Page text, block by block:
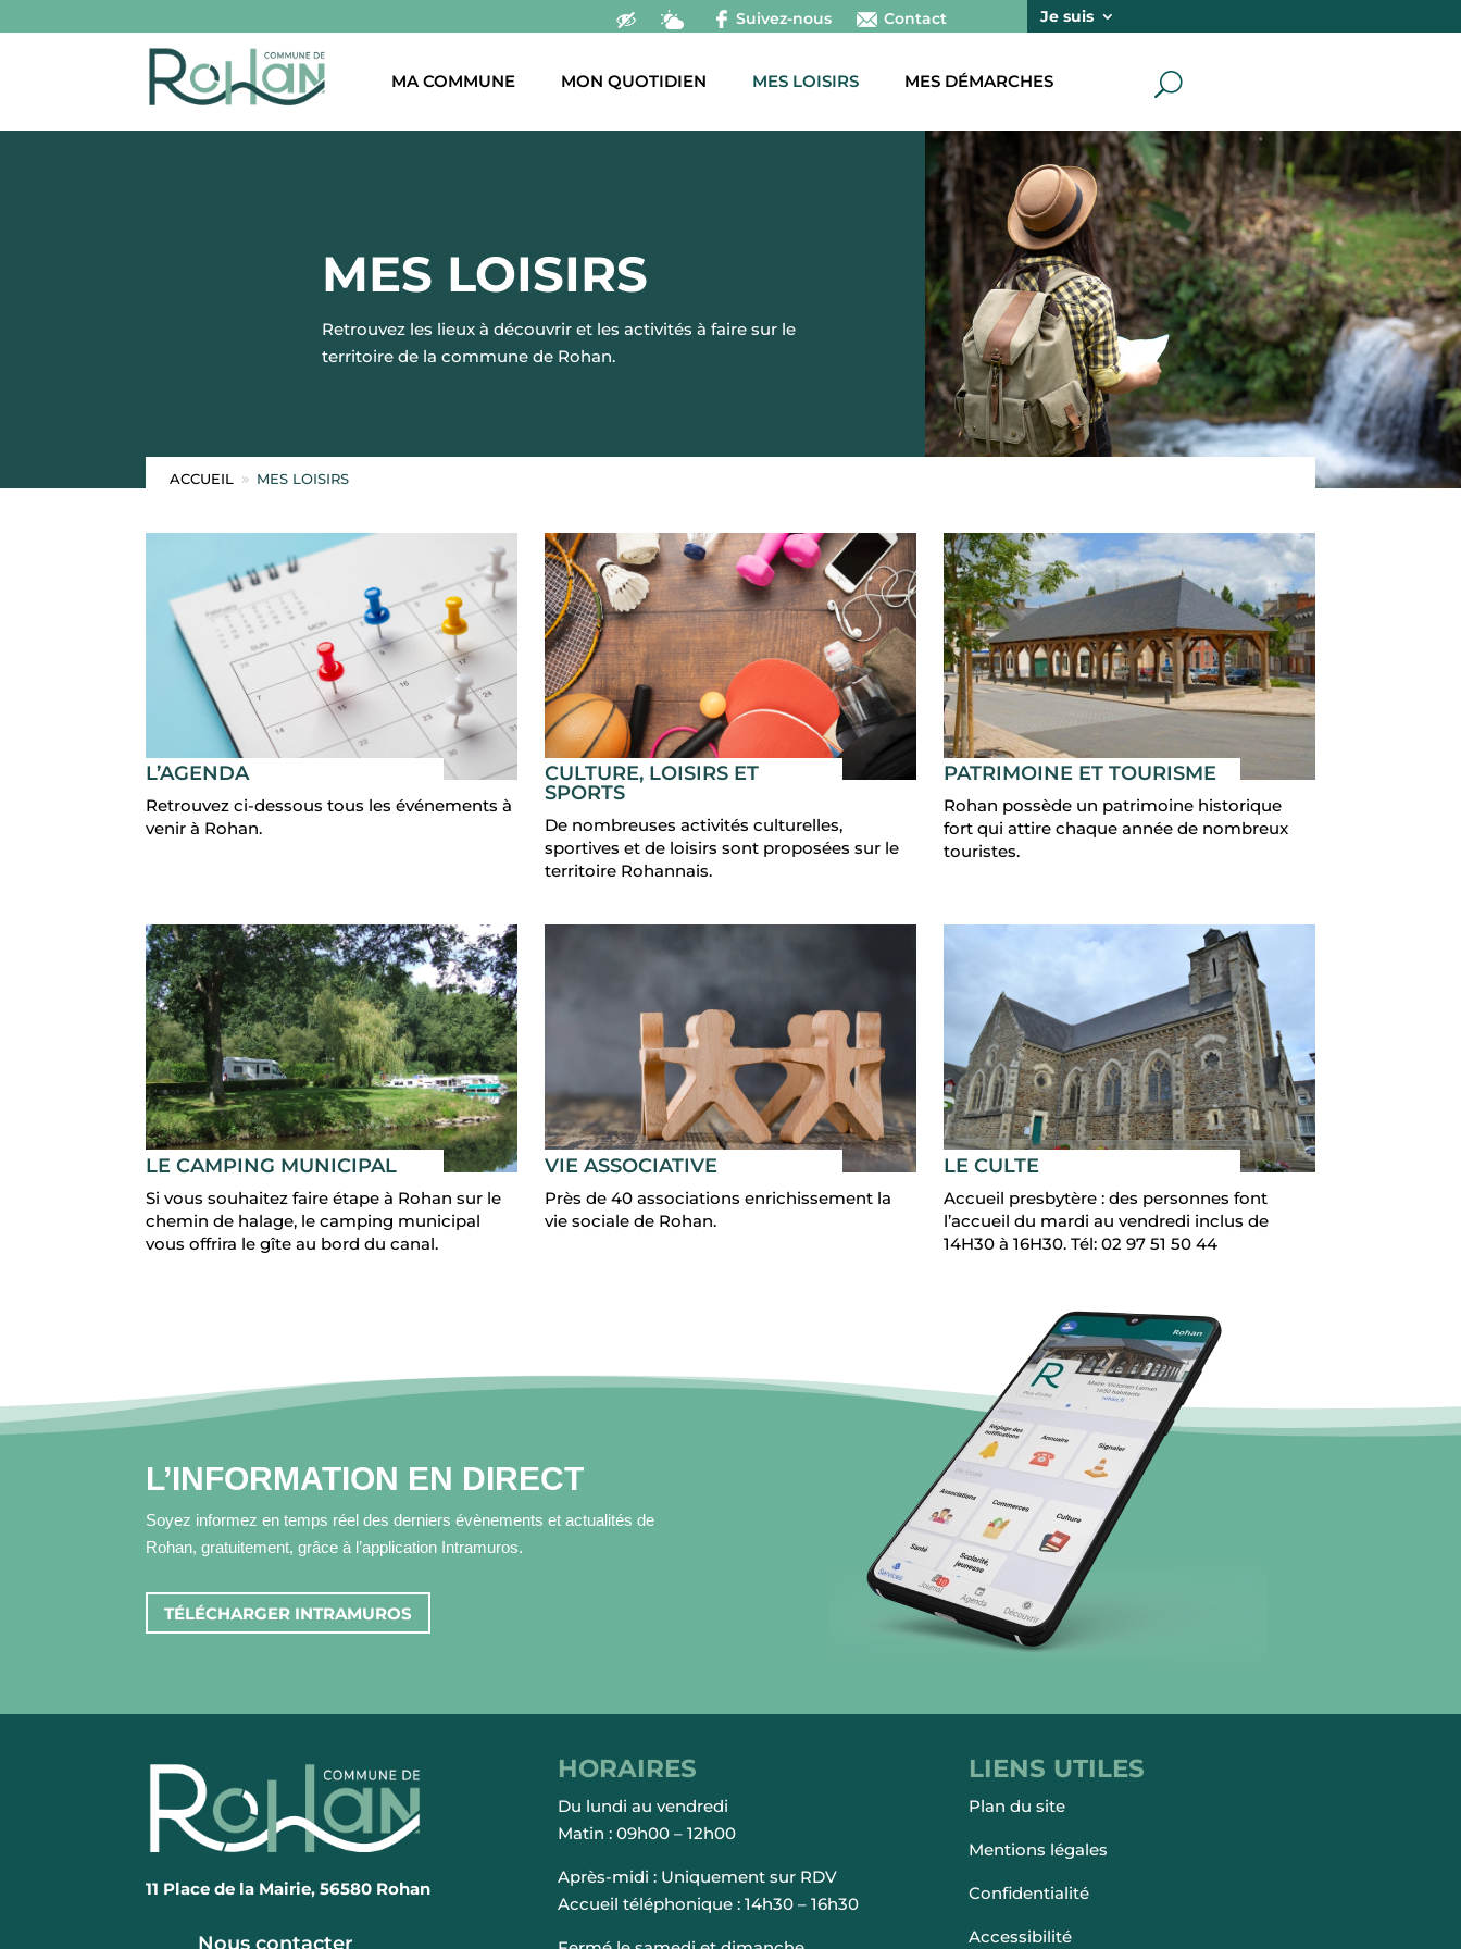
Suivez-nous Contact Je suis
MA COMMUNE MON QUOTIDIEN MES LOISIRS MES DÉMARCHES U
MES LOISIRS
Retrouvez les lieux à découvrir et les activités à faire sur le
territoire de la commune de Rohan.
ACCUEIL 9 MES LOISIRS
L’AGENDA
Retrouvez ci-dessous tous les événements à
venir à Rohan.
CULTURE, LOISIRS ET
SPORTS
De nombreuses activités culturelles,
sportives et de loisirs sont proposées sur le
territoire Rohannais.
PATRIMOINE ET TOURISME
Rohan possède un patrimoine historique
fort qui attire chaque année de nombreux
touristes.
LE CAMPING MUNICIPAL
Si vous souhaitez faire étape à Rohan sur le
chemin de halage, le camping municipal
vous offrira le gîte au bord du canal.
VIE ASSOCIATIVE
Près de 40 associations enrichissement la
vie sociale de Rohan.
LE CULTE
Accueil presbytère : des personnes font
l’accueil du mardi au vendredi inclus de
14H30 à 16H30. Tél: 02 97 51 50 44
L’INFORMATION EN DIRECT
Soyez informez en temps réel des derniers évènements et actualités de
Rohan, gratuitement, grâce à l’application Intramuros.
TÉLÉCHARGER INTRAMUROS
11 Place de la Mairie, 56580 Rohan
Nous contacter
HORAIRES
Du lundi au vendredi
Matin : 09h00 – 12h00
Après-midi : Uniquement sur RDV
Accueil téléphonique : 14h30 – 16h30
LIENS UTILES
Plan du site
Mentions légales
Confidentialité
Accessibilité